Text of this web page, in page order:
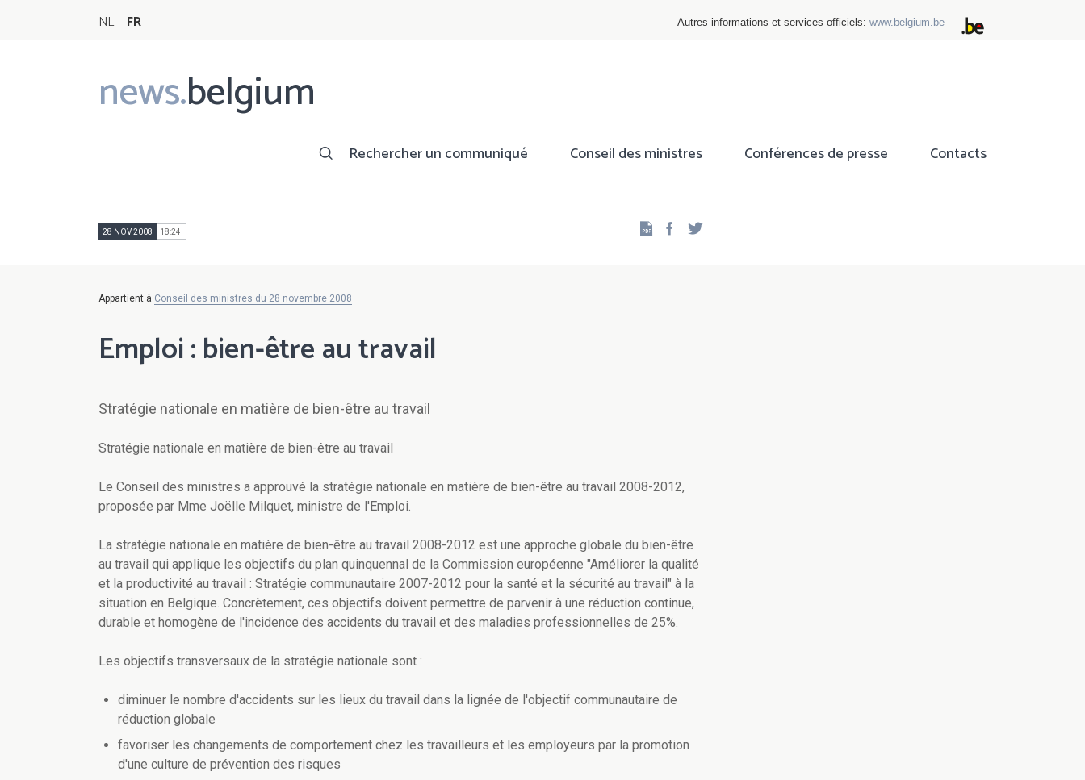
NL FR Autres informations et services officiels: www.belgium.be
news.belgium
Main
navigation
Rechercher un communiqué Conseil des ministres Conférences de presse Contacts
28 NOV 2008 18:24 Facebook
Appartient à Conseil des ministres du 28 novembre 2008
Emploi : bien-être au travail
Stratégie nationale en matière de bien-être au travail
Stratégie nationale en matière de bien-être au travail
Le Conseil des ministres a approuvé la stratégie nationale en matière de bien-être au travail 2008-2012,
proposée par Mme Joëlle Milquet, ministre de l'Emploi.
La stratégie nationale en matière de bien-être au travail 2008-2012 est une approche globale du bien-être
au travail qui applique les objectifs du plan quinquennal de la Commission européenne "Améliorer la qualité
et la productivité au travail : Stratégie communautaire 2007-2012 pour la santé et la sécurité au travail" à la
situation en Belgique. Concrètement, ces objectifs doivent permettre de parvenir à une réduction continue,
durable et homogène de l'incidence des accidents du travail et des maladies professionnelles de 25%.
Les objectifs transversaux de la stratégie nationale sont :
diminuer le nombre d'accidents sur les lieux du travail dans la lignée de l'objectif communautaire de
réduction globale
favoriser les changements de comportement chez les travailleurs et les employeurs par la promotion
d'une culture de prévention des risques